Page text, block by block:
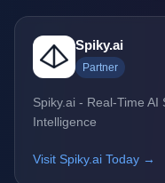
Spiky.ai
Partner
Spiky.ai - Real-Time
Intelligence
Visit Spiky.ai Today →